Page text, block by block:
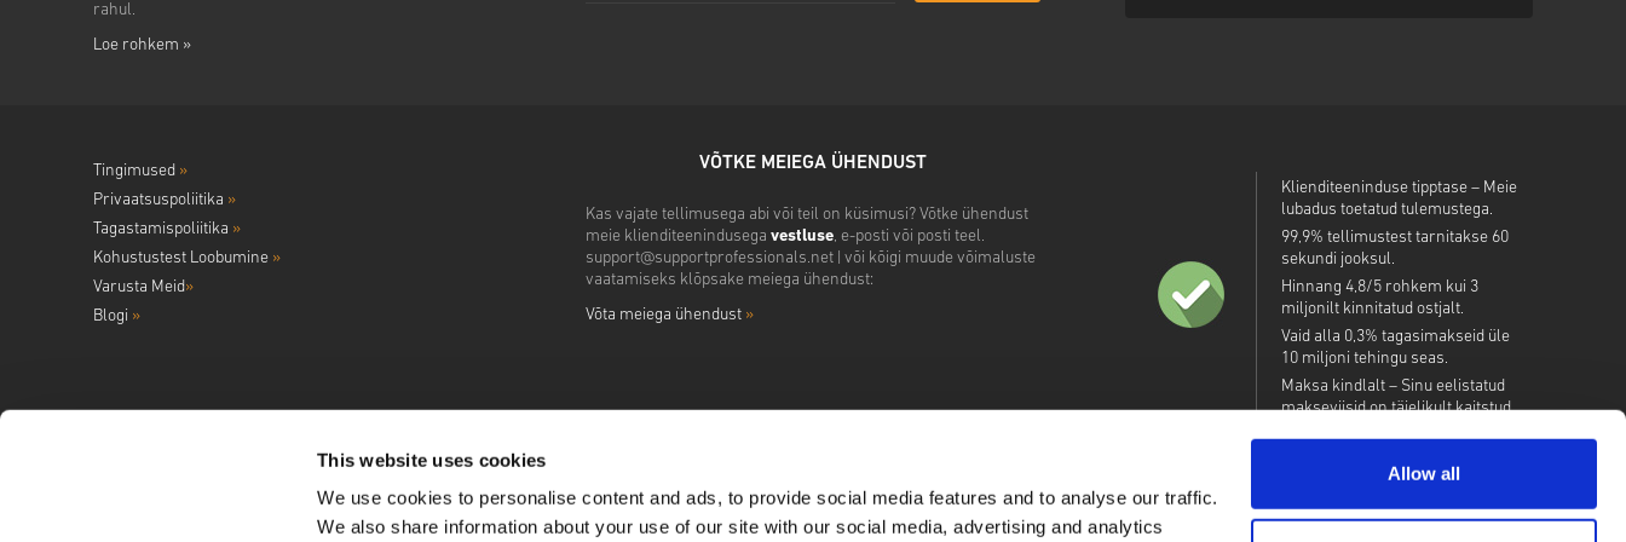
This website uses cookies
We use cookies to personalise content and ads, to provide social media features and to analyse our traffic.
We also share information about your use of our site with our social media, advertising and analytics
Allow all
rahul.
Loe rohkem »
Tingimused »
Privaatsuspoliitika »
Tagastamispoliitika »
Kohustustest Loobumine »
Varusta Meid»
Blogi »
VÕTKE MEIEGA ÜHENDUST
Kas vajate tellimusega abi või teil on küsimusi? Võtke ühendust
meie klienditeenindusega vestluse, e-posti või posti teel.
support@supportprofessionals.net| või kõigi muude võimaluste
vaatamiseks klõpsake meiega ühendust:
Võta meiega ühendust »
Klienditeeninduse tipptase – Meie
lubadus toetatud tulemustega.
99,9% tellimustest tarnitakse 60
sekundi jooksul.
Hinnang 4,8/5 rohkem kui 3
miljonilt kinnitatud ostjalt.
Vaid alla 0,3% tagasimakseid üle
10 miljoni tehingu seas.
Maksa kindlalt – Sinu eelistatud
makseviisid on täielikult kaitstud.